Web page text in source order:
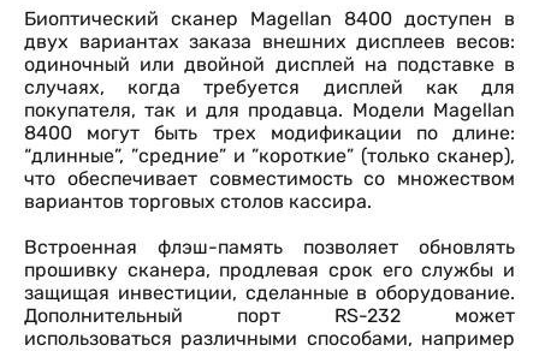
Биоптический сканер Magellan 8400 доступен в
двух вариантах заказа внешних дисплеев весов:
одиночный или двойной дисплей на подставке в
случаях, когда требуется дисплей как для
покупателя, так и для продавца. Модели Magellan
8400 могут быть трех модификации по длине:
“длинные”, ”средние” и ”короткие” (только сканер),
что обеспечивает совместимость со множеством
вариантов торговых столов кассира.
Встроенная флэш-память позволяет обновлять
прошивку сканера, продлевая срок его службы и
защищая инвестиции, сделанные в оборудование.
Дополнительный порт RS-232 может
использоваться различными способами, например